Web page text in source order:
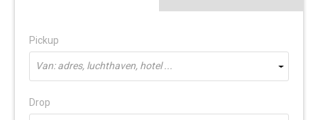
Pickup
Van: adres, luchthaven, hotel ...
Drop